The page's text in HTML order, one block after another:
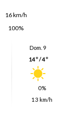
16 km/h
100%
Dom. 9
14º / 4º
0%
13 km/h